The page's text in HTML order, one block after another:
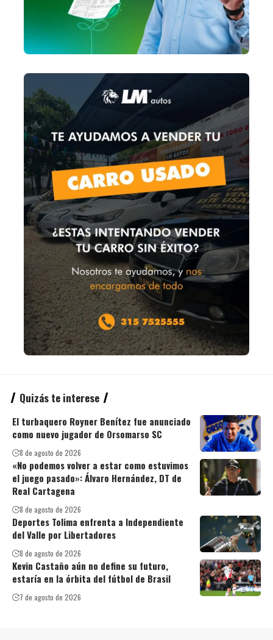
Quizás te interese
El turbaquero Royner Benítez fue anunciado
como nuevo jugador de Orsomarso SC
8 de agosto de 2026
«No podemos volver a estar como estuvimos
el juego pasado»: Álvaro Hernández, DT de
Real Cartagena
8 de agosto de 2026
Deportes Tolima enfrenta a Independiente
del Valle por Libertadores
8 de agosto de 2026
Kevin Castaño aún no define su futuro,
estaría en la órbita del fútbol de Brasil
7 de agosto de 2026